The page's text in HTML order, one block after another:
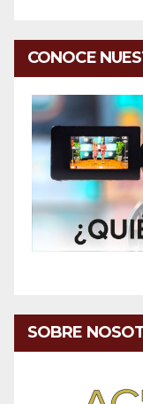
CONOCE
SOBRE